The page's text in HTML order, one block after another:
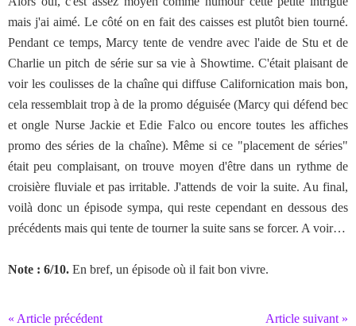
mais j'ai aimé. Le côté on en fait des caisses est plutôt bien tourné.
Pendant ce temps, Marcy tente de vendre avec l'aide de Stu et de
Charlie un pitch de série sur sa vie à Showtime. C'était plaisant de
voir les coulisses de la chaîne qui diffuse Californication mais bon,
cela ressemblait trop à de la promo déguisée (Marcy qui défend bec
et ongle Nurse Jackie et Edie Falco ou encore toutes les affiches
promo des séries de la chaîne). Même si ce "placement de séries"
était peu complaisant, on trouve moyen d'être dans un rythme de
croisière fluviale et pas irritable. J'attends de voir la suite. Au final,
voilà donc un épisode sympa, qui reste cependant en dessous des
précédents mais qui tente de tourner la suite sans se forcer. A voir…
Note : 6/10. En bref, un épisode où il fait bon vivre.
« Article précédent
Article suivant »